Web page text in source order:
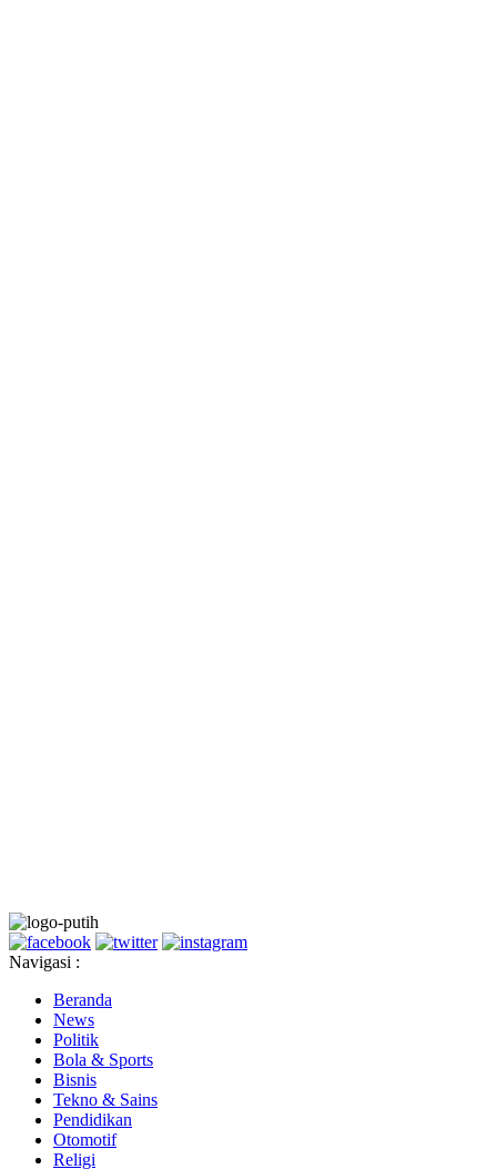
Navigasi :
Beranda
News
Politik
Bola & Sports
Bisnis
Tekno & Sains
Pendidikan
Otomotif
Religi